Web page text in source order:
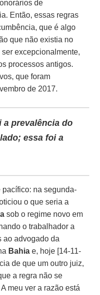
de
Então, essas regras
que é algo
que não existia no
ser excepcionalmente,
processos antigos.
que foram
de 2017.
a prevalência do
essa foi a
pacífico: na segunda-
o que seria a
sob o regime novo em
o trabalhador a
ao advogado da
Bahia e, hoje [14-11-
de que um outro juiz,
a regra não se
meu ver a razão está